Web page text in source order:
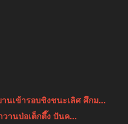
นเข้ารอบชิงชนะเลิศ ศึกม...
านป่อเต็กตึ๊ง ปันค...